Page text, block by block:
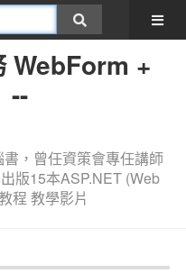
WebForm +
--
，曾任資策會專任講師
版15本ASP.NET (Web
程 教學影片